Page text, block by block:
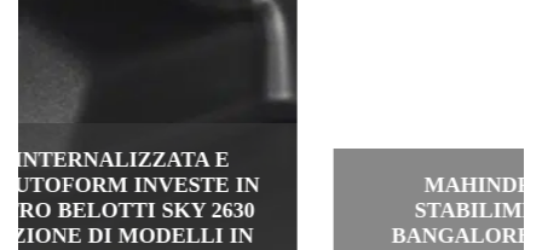
MAHINDRA: INAUGURATO LO
STABILIMENTO PRODUTTIVO A
BANGALORE IN PRESENZA DEL SIG.